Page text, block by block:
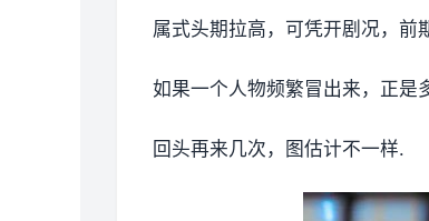
属式头期拉高，可凭开剧况，前
如果一个人物频繁冒出来，正是
回头再来几次，图估计不一样.